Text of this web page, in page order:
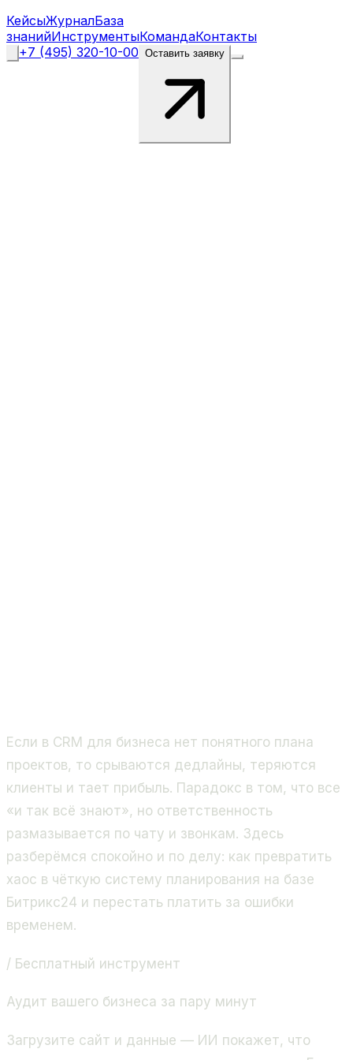
КейсыЖурналБаза
знанийИнструментыКомандаКонтакты
+7 (495) 320-10-00 Оставить заявку
Если в CRM для бизнеса нет понятного плана
проектов, то срываются дедлайны, теряются
клиенты и тает прибыль. Парадокс в том, что все
«и так всё знают», но ответственность
размазывается по чату и звонкам. Здесь
разберёмся спокойно и по делу: как превратить
хаос в чёткую систему планирования на базе
Битрикс24 и перестать платить за ошибки
временем.
/ Бесплатный инструмент
Аудит вашего бизнеса за пару минут
Загрузите сайт и данные — ИИ покажет, что